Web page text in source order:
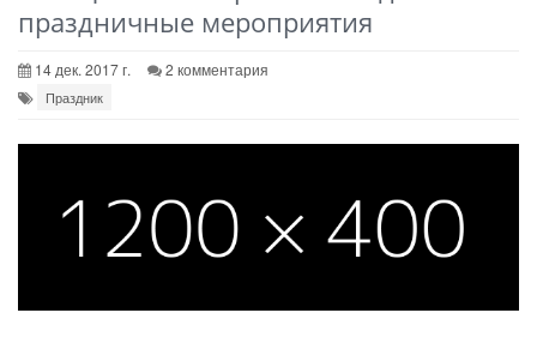
праздничные мероприятия
14 дек. 2017 г. 2 комментария
Праздник